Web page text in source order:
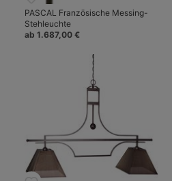
PASCAL Französische Messing-
Stehleuchte
ab 1.687,00 €